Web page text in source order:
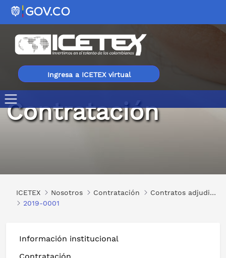
Ingresa a ICETEX virtual
2019-0001
Contratación
ICETEX Nosotros Contratación
Contratos adjudicados
2019-0001
Información institucional